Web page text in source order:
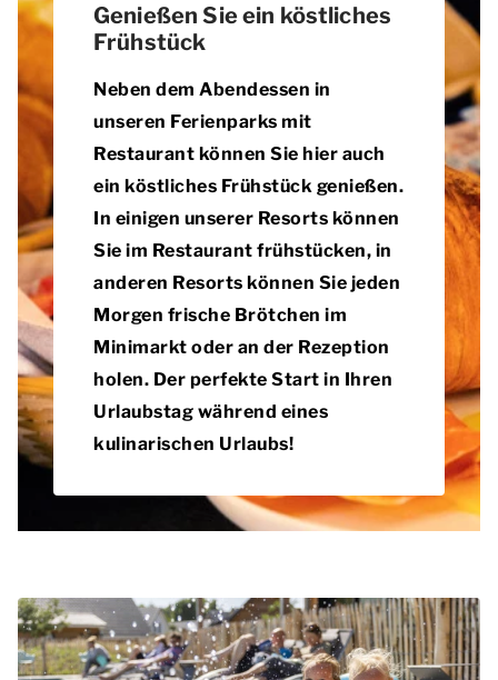
Genießen Sie ein köstliches
Frühstück
Neben dem Abendessen in
unseren Ferienparks mit
Restaurant können Sie hier auch
ein köstliches Frühstück genießen.
In einigen unserer Resorts können
Sie im Restaurant frühstücken, in
anderen Resorts können Sie jeden
Morgen frische Brötchen im
Minimarkt oder an der Rezeption
holen. Der perfekte Start in Ihren
Urlaubstag während eines
kulinarischen Urlaubs!